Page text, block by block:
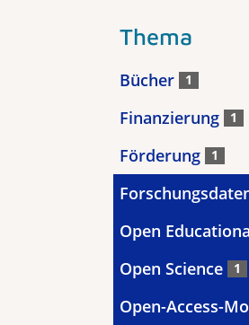
Thema
Bücher 1
Finanzierung 1
Förderung 1
Open
Open Science 1
Open-Access-